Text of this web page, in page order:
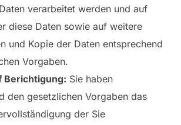
verarbeitet werden und auf
diese Daten sowie auf weitere
und Kopie der Daten entsprechend
Vorgaben.
Berichtigung: Sie haben
den gesetzlichen Vorgaben das
der Sie